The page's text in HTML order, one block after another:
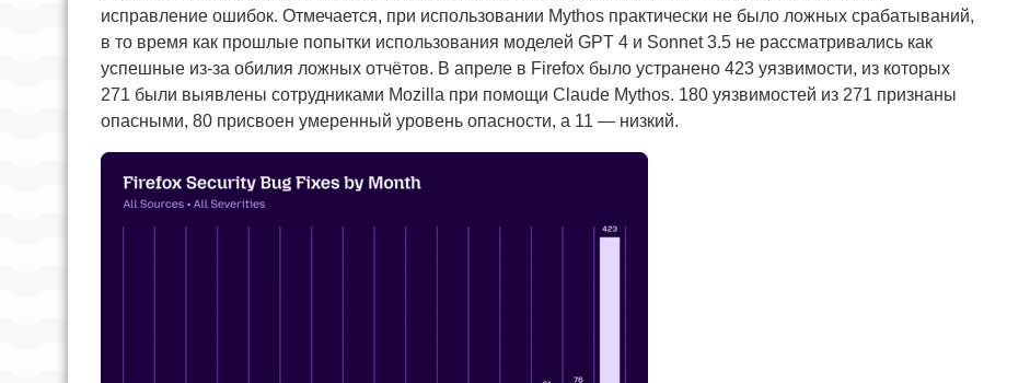
исправление ошибок. Отмечается, при использовании Mythos практически не было ложных срабатываний,
в то время как прошлые попытки использования моделей GPT 4 и Sonnet 3.5 не рассматривались как
успешные из-за обилия ложных отчётов. В апреле в Firefox было устранено 423 уязвимости, из которых
271 были выявлены сотрудниками Mozilla при помощи Claude Mythos. 180 уязвимостей из 271 признаны
опасными, 80 присвоен умеренный уровень опасности, а 11 — низкий.